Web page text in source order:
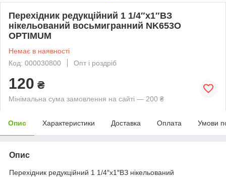
Перехідник редукційний 1 1/4″х1″ВЗ
нікельований восьмигранний NK653O
OPTIMUM
Немає в наявності
Код: 000030800
Опт і роздріб
120 ₴
Мінімальна сума замовлення на сайті — 200 ₴
Опис Характеристики Доставка Оплата Умови
Опис
Перехідник редукційний 1 1/4″х1″ВЗ нікельований